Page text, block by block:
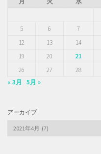
5
6 7
12
13 14
19
20 21
26
27 28
« 3月
5月 »
アーカイブ